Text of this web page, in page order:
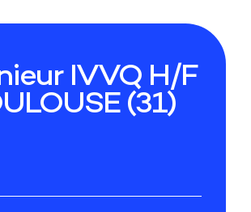
IVVQ H/F
(31)